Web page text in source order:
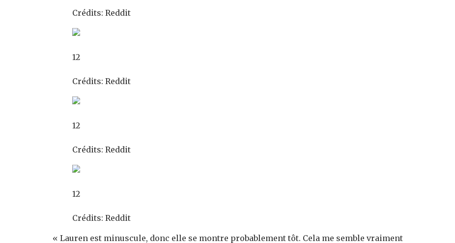
Crédits: Reddit
12
Crédits: Reddit
12
Crédits: Reddit
12
Crédits: Reddit
« Lauren est minuscule, donc elle se montre probablement tôt. Cela me semble vraiment